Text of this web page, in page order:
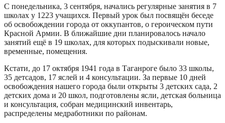
С понедельника, 3 сентября, начались регулярные занятия в 7
школах у 1223 учащихся. Первый урок был посвящён беседе
об освобождении города от оккупантов, о героическом пути
Красной Армии. В ближайшие дни планировалось начало
занятий ещё в 19 школах, для которых подыскивали новые,
временные, помещения.
Кстати, до 17 октября 1941 года в Таганроге было 33 школы,
35 детсадов, 17 яслей и 4 консультации. За первые 10 дней
освобождения нашего города были открыты 3 детских сада, 2
детских дома и 20 школ, подготовлены ясли, детская больница
и консультация, собран медицинский инвентарь,
распределены медработники по районам.